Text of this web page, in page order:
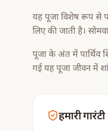
यह पूजा विशेष रूप से
लिए की जाती है।
पूजा के अंत में पार्थिव
गई यह पूजा जीवन में
हमारी गारंटी